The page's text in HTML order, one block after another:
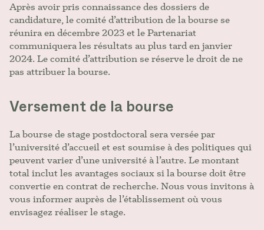
Après avoir pris connaissance des dossiers de
candidature, le comité d’attribution de la bourse se
réunira en décembre 2023 et le Partenariat
communiquera les résultats au plus tard en janvier
2024. Le comité d’attribution se réserve le droit de ne
pas attribuer la bourse.
Versement de la bourse
La bourse de stage postdoctoral sera versée par
l’université d’accueil et est soumise à des politiques qui
peuvent varier d’une université à l’autre. Le montant
total inclut les avantages sociaux si la bourse doit être
convertie en contrat de recherche. Nous vous invitons à
vous informer auprès de l’établissement où vous
envisagez réaliser le stage.